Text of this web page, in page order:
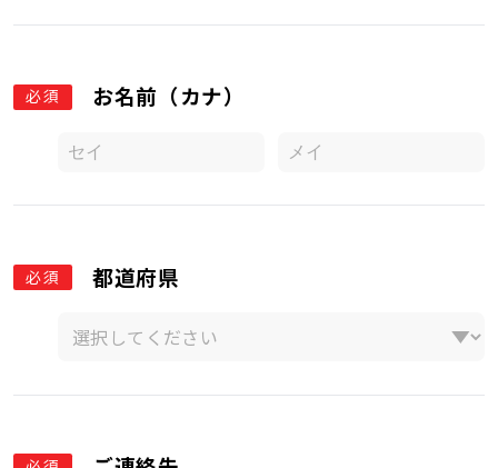
必須 お名前（カナ）
必須 都道府県